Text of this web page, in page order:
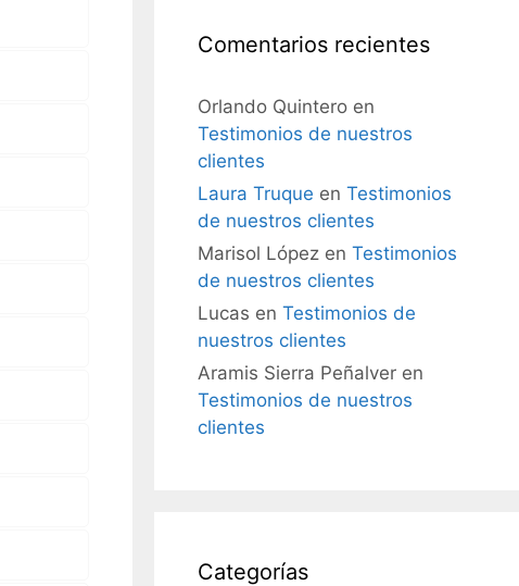
Comentarios recientes
Orlando Quintero en
Testimonios de nuestros
clientes
Laura Truque en Testimonios
de nuestros clientes
Marisol López en Testimonios
de nuestros clientes
Lucas en Testimonios de
nuestros clientes
Aramis Sierra Peñalver en
Testimonios de nuestros
clientes
Categorías